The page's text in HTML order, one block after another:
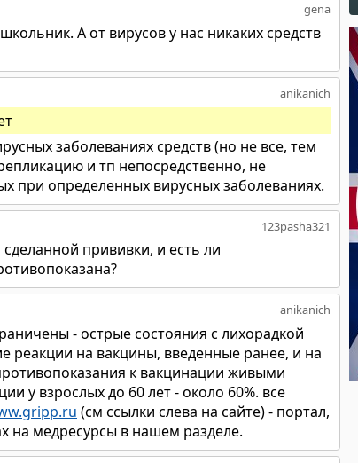
gena
А от вирусов у нас никаких средств
anikanich
заболеваниях средств (но не все, тем
и тп непосредственно, не
при определенных вирусных заболеваниях.
123pasha321
прививки, и есть ли
anikanich
- острые состояния с лихорадкой
реакции на вакцины, введенные ранее, и на
к вакцинации живыми
у взрослых до 60 лет - около 60%. все
(см ссылки слева на сайте) - портал,
на медресурсы в нашем разделе.